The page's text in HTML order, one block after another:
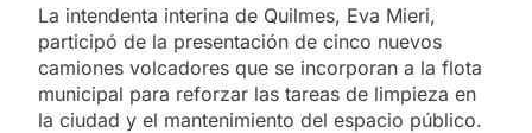
La intendenta interina de Quilmes, Eva Mieri,
participó de la presentación de cinco nuevos
camiones volcadores que se incorporan a la flota
municipal para reforzar las tareas de limpieza en
la ciudad y el mantenimiento del espacio público.